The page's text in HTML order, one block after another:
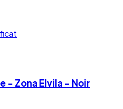
- Zona Elvila - Noir